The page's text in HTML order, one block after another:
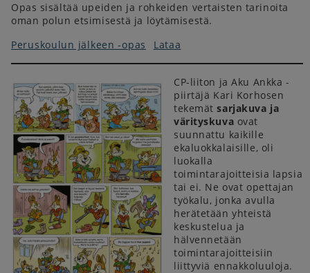
Opas sisältää upeiden ja rohkeiden vertaisten tarinoita
oman polun etsimisestä ja löytämisestä.
Peruskoulun jälkeen -opas
Lataa
CP-liiton ja Aku Ankka -
piirtäjä Kari Korhosen
tekemätsarjakuva ja
värityskuva ovat
suunnattu kaikille
ekaluokkalaisille, oli
luokalla
toimintarajoitteisia lapsia
tai ei. Ne ovat opettajan
työkalu, jonka avulla
herätetään yhteistä
keskustelua ja
hälvennetään
toimintarajoitteisiin
liittyviä ennakkoluuloja.